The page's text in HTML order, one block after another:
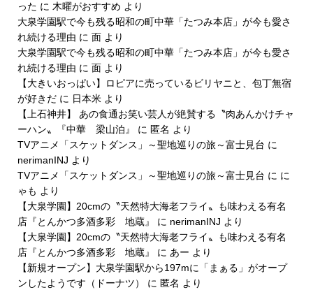
った に 木曜がおすすめ より
大泉学園駅で今も残る昭和の町中華「たつみ本店」が今も愛さ
れ続ける理由 に 面より
大泉学園駅で今も残る昭和の町中華「たつみ本店」が今も愛さ
れ続ける理由 に 面より
【大きいおっぱい】ロピアに売っているビリヤニと、包丁無宿
が好きだに 日本米より
【上石神井】 あの食通お笑い芸人が絶賛する〝肉あんかけチャ
ーハン〟『中華 梁山泊』
に 匿名 より
TVアニメ「スケットダンス」～聖地巡りの旅～富士見台 に
nerimanINJ より
TVアニメ「スケットダンス」～聖地巡りの旅～富士見台 に に
ゃも より
【大泉学園】20cmの〝天然特大海老フライ〟も味わえる有名
店『とんかつ多酒多彩 地蔵』
に nerimanINJ より
【大泉学園】20cmの〝天然特大海老フライ〟も味わえる有名
店『とんかつ多酒多彩 地蔵』
に あー より
【新規オープン】大泉学園駅から197mに「まぁる」がオープ
ンしたようです（ドーナツ）
に 匿名 より